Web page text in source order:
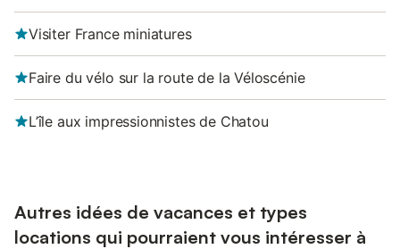
Visiter France miniatures
Faire du vélo sur la route de la Véloscénie
L’île aux impressionnistes de Chatou
Autres idées de vacances et types
locations qui pourraient vous intéresser à